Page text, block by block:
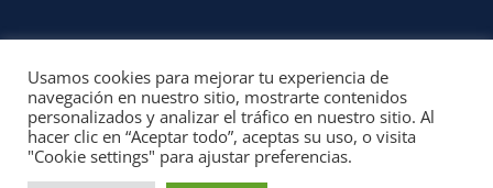
CONTACTO
© 2022, Unofficial Media, LLC – Reservados todos los derechos | All rights
reserved
Aviso Legal y Términos de Uso del Sitio|Aviso Programas Afiliados,
Usamos cookies para mejorar tu experiencia de
navegación en nuestro sitio, mostrarte contenidos
personalizados y analizar el tráfico en nuestro sitio. Al
hacer clic en “Aceptar todo”, aceptas su uso, o visita
"Cookie settings" para ajustar preferencias.